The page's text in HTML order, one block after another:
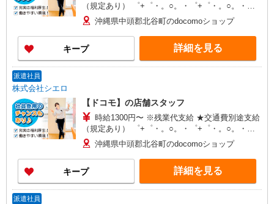
（規定あり） ゜+゜・。○。・゜+゜・。○。・゜
+゜ 入社祝い金10万円支給(規定有) お友達を紹介
頂くと, インセンティブ支給(規定有) ★月2回払
い・週払い可能（規程有）★ ゜・。○。・゜
+゜・。○。・゜+゜
沖縄県中頭郡北谷町のdocomoショップ
キープ 詳細を見る
派遣社員
株式会社シエロ
【ドコモ】の店舗スタッフ
時給1300円〜 ※残業代支給 ★交通費別途支給
（規定あり） ゜+゜・。○。・゜+゜・。○。・゜
+゜ 入社祝い金10万円支給(規定有) お友達を紹介
頂くと, インセンティブ支給(規定有) ★月2回払
い・週払い可能（規程有）★ ゜・。○。・゜
+゜・。○。・゜+゜
沖縄県中頭郡北谷町のdocomoショップ
キープ 詳細を見る
派遣社員